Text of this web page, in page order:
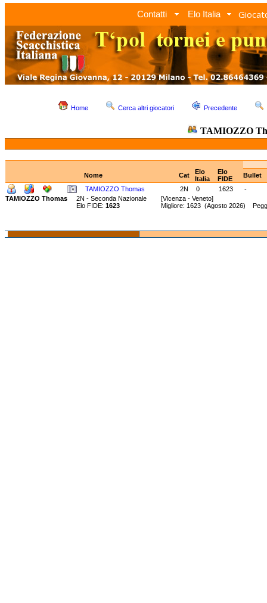
Contatti Elo Italia
Home Cerca altri giocatori Precedente
TAMIOZZO
Nome Cat
Elo
Italia
Elo
FIDE
Bullet
TAMIOZZO Thomas
2N 0 1623
-
TAMIOZZO Thomas
2N - Seconda Nazionale [Vicenza - Veneto]
Elo FIDE: 1623 Migliore: 1623 (Agosto 2026)